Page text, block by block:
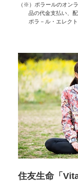
（※）ポラールのオン
品の代金支払い、
ポラ－ル・エレク
住友生命「